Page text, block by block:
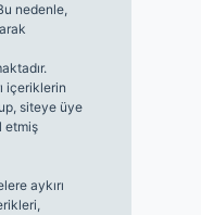
nedenle,
içeriklerin
siteye üye
etmiş
aykırı